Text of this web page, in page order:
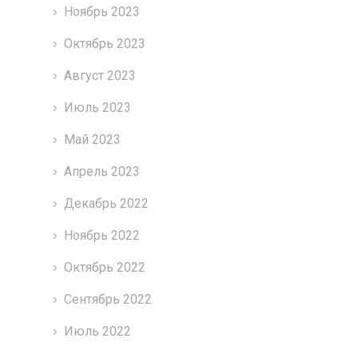
Ноябрь 2023
Октябрь 2023
Август 2023
Июль 2023
Май 2023
Апрель 2023
Декабрь 2022
Ноябрь 2022
Октябрь 2022
Сентябрь 2022
Июль 2022